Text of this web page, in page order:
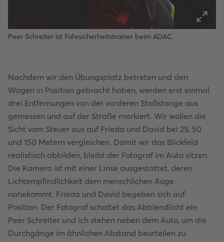
Peer Schreiter ist Fahrsicherheitstrainer beim ADAC.
Nachdem wir den Übungsplatz betreten und den
Wagen in Position gebracht haben, werden erst einmal
drei Entfernungen von der vorderen Stoßstange aus
gemessen und auf der Straße markiert. Wir wollen die
Sicht vom Steuer aus auf Frieda und David bei 25, 50
und 150 Metern vergleichen. Damit wir das Blickfeld
realistisch abbilden, bleibt der Fotograf im Auto sitzen.
Die Kamera ist mit einer Linse ausgestattet, deren
Lichtempfindlichkeit dem menschlichen Auge
nahekommt. Frieda und David begeben sich auf
Position. Der Fotograf schaltet das Abblendlicht ein.
Peer Schreiter und ich stehen neben dem Auto, um die
Durchgänge im ähnlichen Abstand beurteilen zu